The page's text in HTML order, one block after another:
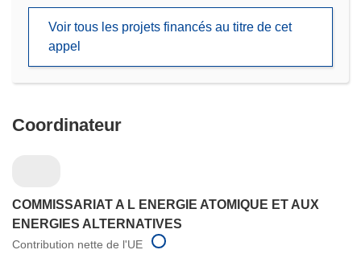
nouvelle
fenêtre)
Voir tous les projets financés au titre de cet
appel
Coordinateur
COMMISSARIAT A L ENERGIE ATOMIQUE ET AUX
ENERGIES ALTERNATIVES
Contribution nette de l'UE